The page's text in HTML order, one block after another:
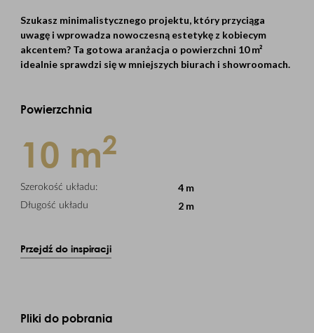
Szukasz minimalistycznego projektu, który przyciąga
uwagę i wprowadza nowoczesną estetykę z kobiecym
akcentem? Ta gotowa aranżacja o powierzchni 10 m²
idealnie sprawdzi się w mniejszych biurach i showroomach.
Powierzchnia
10 m2
Szerokość układu: 4 m
Długość układu 2 m
Pliki do pobrania
Przejdź do inspiracji